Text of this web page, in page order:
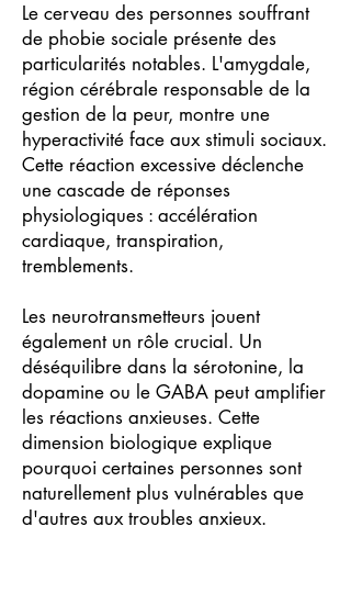
Le cerveau des personnes souffrant
de phobie sociale présente des
particularités notables. L'amygdale,
région cérébrale responsable de la
gestion de la peur, montre une
hyperactivité face aux stimuli sociaux.
Cette réaction excessive déclenche
une cascade de réponses
physiologiques : accélération
cardiaque, transpiration,
tremblements.
Les neurotransmetteurs jouent
également un rôle crucial. Un
déséquilibre dans la sérotonine, la
dopamine ou le GABA peut amplifier
les réactions anxieuses. Cette
dimension biologique explique
pourquoi certaines personnes sont
naturellement plus vulnérables que
d'autres aux troubles anxieux.